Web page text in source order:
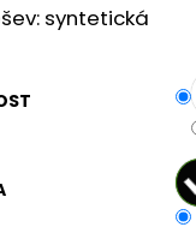
syntetická
ŽABKY INBLU ZO19